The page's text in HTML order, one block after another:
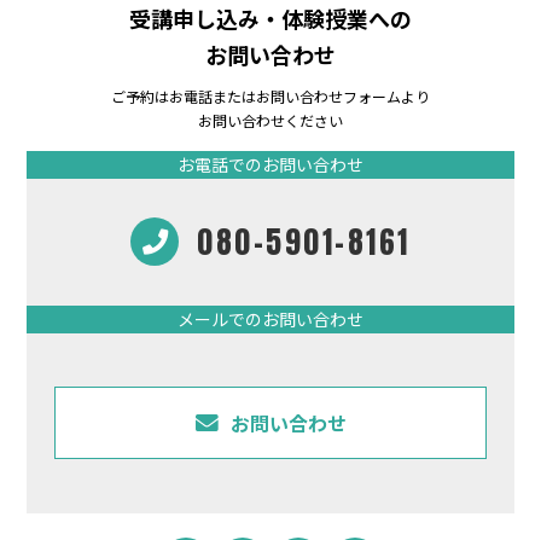
受講申し込み・体験授業への
お問い合わせ
ご予約はお電話またはお問い合わせフォームより
お問い合わせください
お電話でのお問い合わせ
080-5901-8161
メールでのお問い合わせ
お問い合わせ